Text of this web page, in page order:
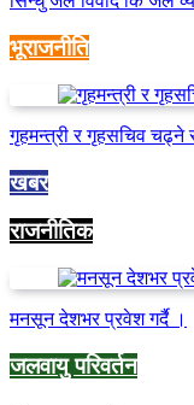
भूराजनीति
गृहमन्त्री र गृहसचिव चढ्ने
खबर
राजनीतिक
मनसून देशभर प्रवेश गर्दै ।
जलवायु परिवर्तन